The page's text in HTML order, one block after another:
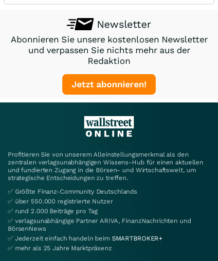
Newsletter
Abonnieren Sie unsere kostenlosen Newsletter
und verpassen Sie nichts mehr aus der
Redaktion
Jetzt abonnieren!
Profitieren Sie von unserem Alleinstellungsmerkmal als den
zentralen verlagsunabhängigen Wissens-Hub für einen aktuellen
und fundierten Zugang in die Börsen- und Wirtschaftswelt, um
strategische Entscheidungen zu treffen.
✅ Größte Finanz-Community Deutschlands
✅ über 550.000 registrierte Nutzer
✅ rund 2.000 Beiträge pro Tag
✅ verlagsunabhängige Partner ARIVA, FinanzNachrichten und
BörsenNews
✅ Jederzeit einfach handeln beim SMARTBROKER+
✅ mehr als 25 Jahre Marktpräsenz